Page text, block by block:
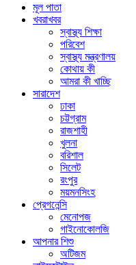
মূল পাতা
খবরাখবর
স্বাস্থ্য শিক্ষা
পরিবেশ
স্বাস্থ্য মন্ত্রণালয়
কোথায় কী
আমরা কী খাচ্ছি
সারাদেশ
ঢাকা
চট্টগ্রাম
রাজশাহী
খুলনা
বরিশাল
সিলেট
রংপুর
ময়মনসিংহ
প্রেগনেন্সি
মেনোপজ
গাইনোকোলজি
আপনার শিশু
অটিজম